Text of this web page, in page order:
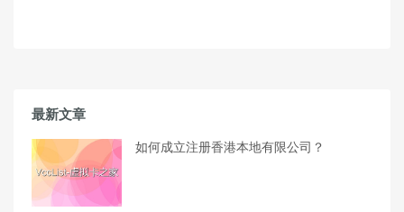
最新文章
如何成立注册香港本地有限公司？